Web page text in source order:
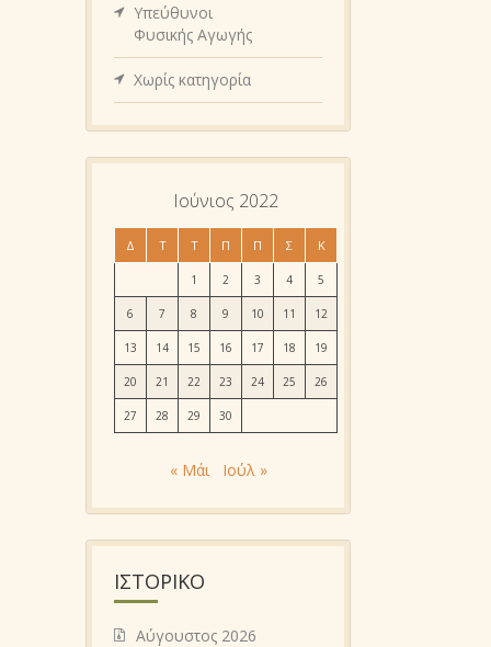
Υπεύθυνοι
Φυσικής Αγωγής
Χωρίς κατηγορία
Ιούνιος 2022
Δ Τ Τ Π Π Σ Κ
1 2 3 4 5
6 7 8 9 10 11 12
13 14 15 16 17 18 19
20 21 22 23 24 25 26
27 28 29 30
« Μάι Ιούλ »
ΙΣΤΟΡΙΚΌ
Αύγουστος 2026